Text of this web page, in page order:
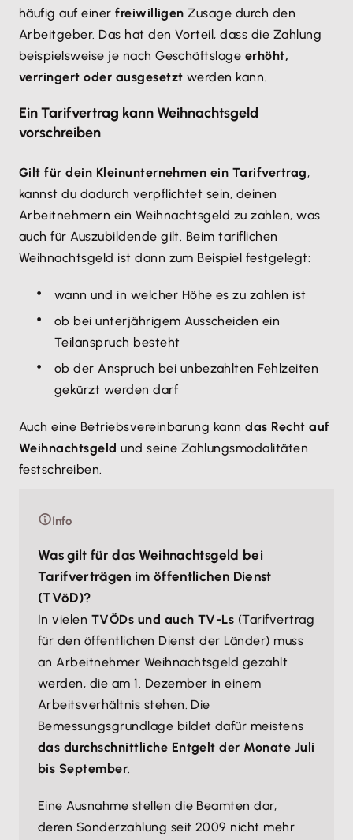
häufig auf einerfreiwilligen Zusage durch den
Arbeitgeber. Das hat den Vorteil, dass die Zahlung
beispielsweise je nach Geschäftslage erhöht,
verringert oder ausgesetzt werden kann.
Ein Tarifvertrag kann Weihnachtsgeld
vorschreiben
Gilt für dein Kleinunternehmen ein Tarifvertrag,
kannst du dadurch verpflichtet sein, deinen
Arbeitnehmern ein Weihnachtsgeld zu zahlen, was
auch für Auszubildende gilt. Beim tariflichen
Weihnachtsgeld ist dann zum Beispiel festgelegt:
wann und in welcher Höhe es zu zahlen ist
ob bei unterjährigem Ausscheiden ein
Teilanspruch besteht
ob der Anspruch bei unbezahlten Fehlzeiten
gekürzt werden darf
Auch eine Betriebsvereinbarung kanndas Recht auf
Weihnachtsgeld und seine Zahlungsmodalitäten
festschreiben.
Info
Was gilt für das Weihnachtsgeld bei
Tarifverträgen im öffentlichen Dienst
(TVöD)?
In vielen TVÖDs und auch TV-Ls (Tarifvertrag
für den öffentlichen Dienst der Länder) muss
an Arbeitnehmer Weihnachtsgeld gezahlt
werden, die am 1. Dezember in einem
Arbeitsverhältnis stehen. Die
Bemessungsgrundlage bildet dafür meistens
das durchschnittliche Entgelt der Monate Juli
bis September.
Eine Ausnahme stellen die Beamten dar,
deren Sonderzahlung seit 2009 nicht mehr